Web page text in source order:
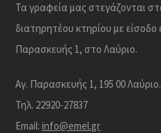
Τα γραφεία μας στεγάζονται
διατηρητέου κτηρίου με είσοδο
Παρασκευής 1, στο Λαύριο.
Αγ. Παρασκευής 1, 195 00 Λαύριο.
Τηλ. 22920-27837
Email:info@emel.gr